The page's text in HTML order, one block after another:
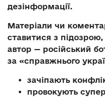
дезінформації.
Матеріали чи
ставитися з
автор — російський
за «справжнього
зачіпають
провокують